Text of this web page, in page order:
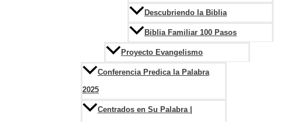
Descubriendo la Biblia
Biblia Familiar 100 Pasos
Proyecto Evangelismo
Conferencia Predica la Palabra
2025
Centrados en Su Palabra |